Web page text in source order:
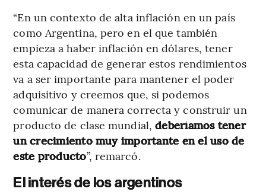
“En un contexto de alta inflación en un país
como Argentina, pero en el que también
empieza a haber inflación en dólares, tener
esta capacidad de generar estos rendimientos
va a ser importante para mantener el poder
adquisitivo y creemos que, si podemos
comunicar de manera correcta y construir un
producto de clase mundial,deberíamos tener
un crecimiento muy importante en el uso de
este producto”, remarcó.
El interés de los argentinos